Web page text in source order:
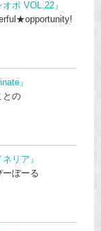
オポ VOL.22』
』
との
ネリア』
ーぼーる